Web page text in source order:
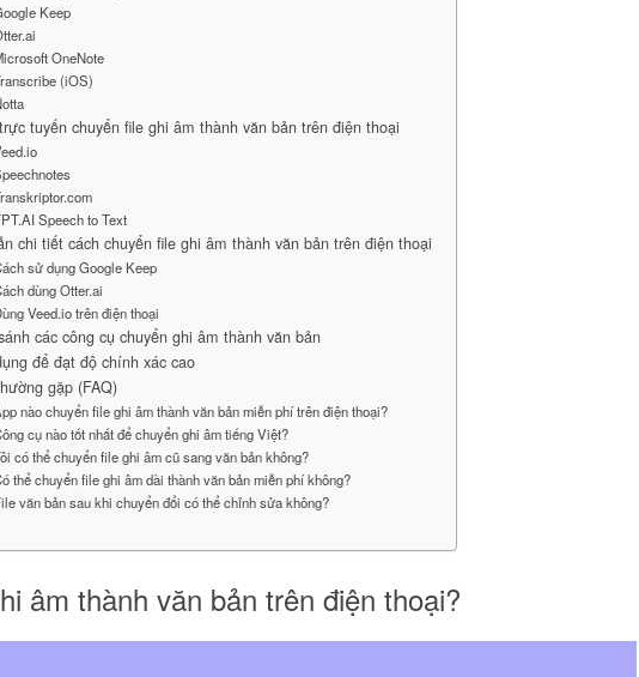
Keep
OneNote
(iOS)
tuyến chuyển file ghi âm thành văn bản trên điện thoại
Speech to Text
chi tiết cách chuyển file ghi âm thành văn bản trên điện thoại
sử dụng Google Keep
dùng Otter.ai
Veed.io trên điện thoại
các công cụ chuyển ghi âm thành văn bản
để đạt độ chính xác cao
gặp (FAQ)
nào chuyển file ghi âm thành văn bản miễn phí trên điện thoại?
cụ nào tốt nhất để chuyển ghi âm tiếng Việt?
có thể chuyển file ghi âm cũ sang văn bản không?
thể chuyển file ghi âm dài thành văn bản miễn phí không?
văn bản sau khi chuyển đổi có thể chỉnh sửa không?
âm thành văn bản trên điện thoại?